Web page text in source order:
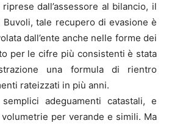
dall’assessore al bilancio, il
Buvoli, tale recupero di evasione è
dall’ente anche nelle forme dei
per le cifre più consistenti è stata
una formula di rientro
rateizzati in più anni.
adeguamenti catastali, e
per verande e simili. Ma